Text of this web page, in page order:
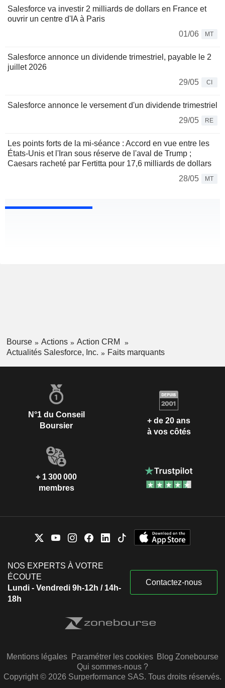
Salesforce va investir 2 milliards de dollars en France et
ouvrir un centre d'IA à Paris
01/06
MT
Salesforce annonce un dividende trimestriel, payable le 2
juillet 2026
29/05
CI
Salesforce annonce le versement d'un dividende trimestriel
29/05
RE
Les points forts de la mi-séance : Accord en vue entre les
États-Unis et l'Iran sous réserve de l'aval de Trump ;
Caesars racheté par Fertitta pour 17,6 milliards de dollars
28/05
MT
Bourse Actions
Action CRM
Actualités Salesforce, Inc.
Faits marquants
N°1 du Conseil
Boursier
+ de 20 ans
à vos côtés
+ 1 300 000
membres
NOS EXPERTS À VOTRE
ÉCOUTE
Lundi - Vendredi 9h-12h / 14h-
18h
Contactez-nous
Mentions légales Paramétrer les cookies Blog Zonebourse
Qui sommes-nous ?
Copyright © 2026 Surperformance SAS. Tous droits réservés.